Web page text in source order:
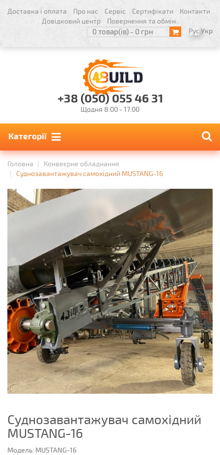
Доставка і оплата Про нас Сервіс Сертифікати
Контакти
Довідковий центр
Повернення та обмін
0 товар(ів) - 0 грн РусУкр
+38 (050) 055 46 31
Щодня 8:00 - 17:00
Категорії
Головна
Конвеєрне обладнання
Суднозавантажувач самохідний MUSTANG-16
Суднозавантажувач самохідний
MUSTANG-16
Модель: MUSTANG-16